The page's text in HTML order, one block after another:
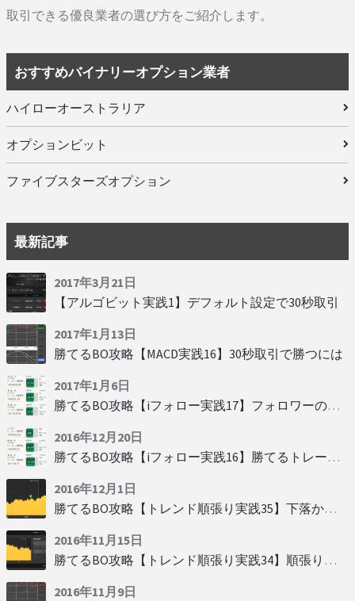
取引できる優良業者の選び方をご紹介します。
おすすめバイナリーオプション業者
ハイローオーストラリア
オプションビット
ファイブスターズオプション
最新記事
2017年3月21日
【アルゴビット実践1】デフォルト設定で30秒取引
2017年1月13日
勝てるBO攻略【MACD実践16】30秒取引で勝つには
2017年1月6日
勝てるBO攻略【iフォロー実践17】フォロワーの少ない人をフォローする
2016年12月20日
勝てるBO攻略【iフォロー実践16】勝てるトレーダーを見抜く
2016年12月1日
勝てるBO攻略【トレンド順張り実践35】下落からの反発を見極める
2016年11月15日
勝てるBO攻略【トレンド順張り実践34】順張りに適した変動
2016年11月9日